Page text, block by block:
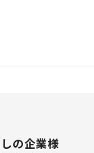
の企業様